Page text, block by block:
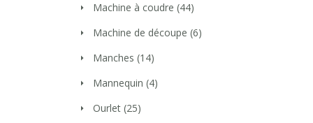
Machine à coudre (44)
Machine de découpe (6)
Manches (14)
Mannequin (4)
Ourlet (25)